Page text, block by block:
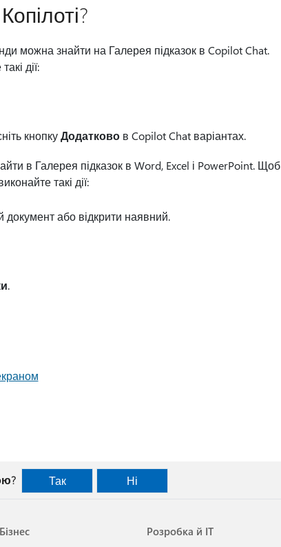
можна знайти на Галерея підказок в Copilot Chat.
дії:
кнопкуДодатковов Copilot Chat варіантах.
в Галерея підказок в Word, Excel і PowerPoint. Щоб
такі дії:
або відкрити наявний.
.
Так Ні
Бізнес Розробка й ІТ